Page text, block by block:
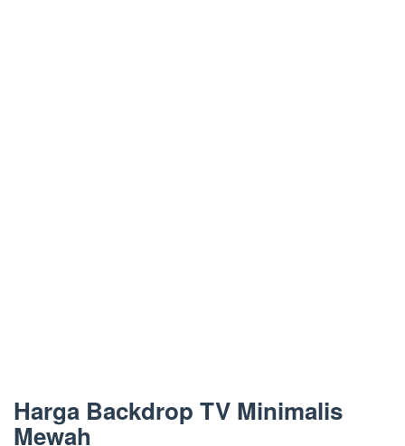
Harga Backdrop TV Minimalis
Mewah